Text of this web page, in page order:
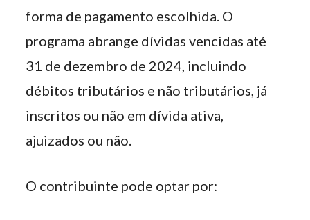
forma de pagamento escolhida. O
programa abrange dívidas vencidas até
31 de dezembro de 2024, incluindo
débitos tributários e não tributários, já
inscritos ou não em dívida ativa,
ajuizados ou não.
O contribuinte pode optar por: